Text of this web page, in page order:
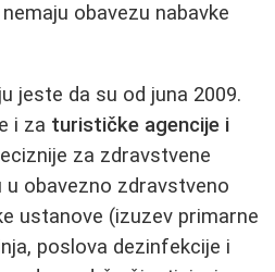
obavezu nabavke
jeste da su od juna 2009.
i za turističke agencije i
za zdravstvene
u obavezno zdravstveno
ustanove (izuzev primarne
poslova dezinfekcije i